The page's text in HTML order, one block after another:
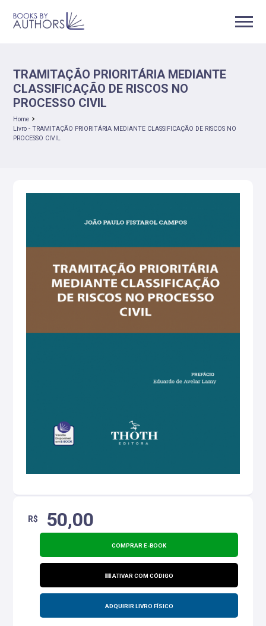
TRAMITAÇÃO PRIORITÁRIA MEDIANTE
CLASSIFICAÇÃO DE RISCOS NO
PROCESSO CIVIL
Home
Livro - TRAMITAÇÃO PRIORITÁRIA MEDIANTE CLASSIFICAÇÃO DE RISCOS NO
PROCESSO CIVIL
R$ 50,00
COMPRAR E-BOOK
ATIVAR COM CÓDIGO
ADQUIRIR LIVRO FÍSICO